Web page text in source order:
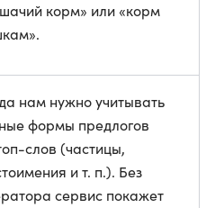
корм» или «корм
нам нужно учитывать
формы предлогов
слов (частицы,
и т. п.). Без
сервис покажет